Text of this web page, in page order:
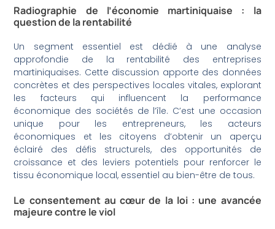
Radiographie de l’économie martiniquaise : la
question de la rentabilité
Un segment essentiel est dédié à une analyse
approfondie de la rentabilité des entreprises
martiniquaises. Cette discussion apporte des données
concrètes et des perspectives locales vitales, explorant
les facteurs qui influencent la performance
économique des sociétés de l’île. C’est une occasion
unique pour les entrepreneurs, les acteurs
économiques et les citoyens d’obtenir un aperçu
éclairé des défis structurels, des opportunités de
croissance et des leviers potentiels pour renforcer le
tissu économique local, essentiel au bien-être de tous.
Le consentement au cœur de la loi : une avancée
majeure contre le viol